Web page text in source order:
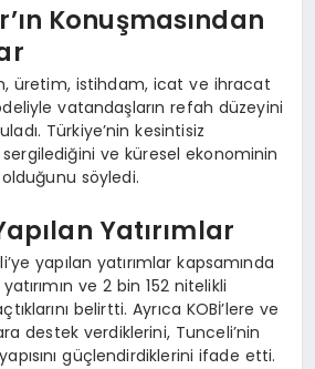
Konuşmasından
üretim, istihdam, icat ve ihracat
vatandaşların refah düzeyini
Türkiye’nin kesintisiz
ve küresel ekonominin
söyledi.
Yatırımlar
yapılan yatırımlar kapsamında
ve 2 bin 152 nitelikli
belirtti. Ayrıca KOBİ’lere ve
destek verdiklerini, Tunceli’nin
güçlendirdiklerini ifade etti.